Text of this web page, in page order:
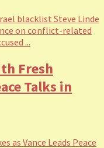
blacklist Steve Linde
on conflict-related
...
Fresh
Talks in
as Vance Leads Peace